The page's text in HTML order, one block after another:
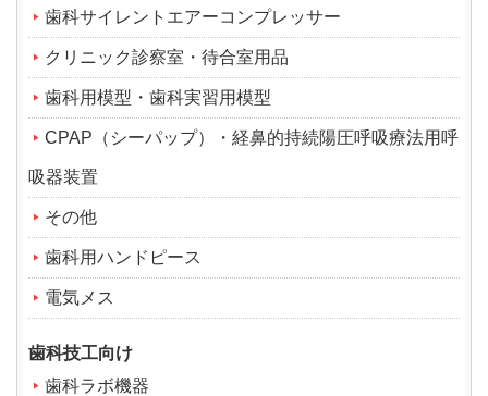
歯科サイレントエアーコンプレッサー
クリニック診察室・待合室用品
歯科用模型・歯科実習用模型
CPAP（シーパップ）・経鼻的持続陽圧呼吸療法用呼
吸器装置
その他
歯科用ハンドピース
電気メス
歯科技工向け
歯科ラボ機器